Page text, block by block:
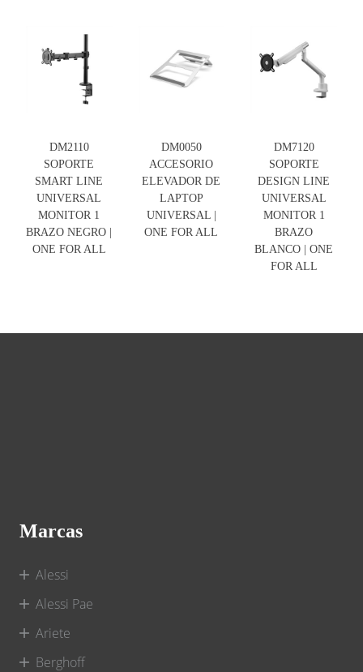
DM2110
SOPORTE
SMART LINE
UNIVERSAL
MONITOR 1
BRAZO NEGRO |
ONE FOR ALL
DM0050
ACCESORIO
ELEVADOR DE
LAPTOP
UNIVERSAL |
ONE FOR ALL
DM7120
SOPORTE
DESIGN LINE
UNIVERSAL
MONITOR 1
BRAZO
BLANCO | ONE
FOR ALL
Marcas
Alessi
Alessi Pae
Ariete
Berghoff